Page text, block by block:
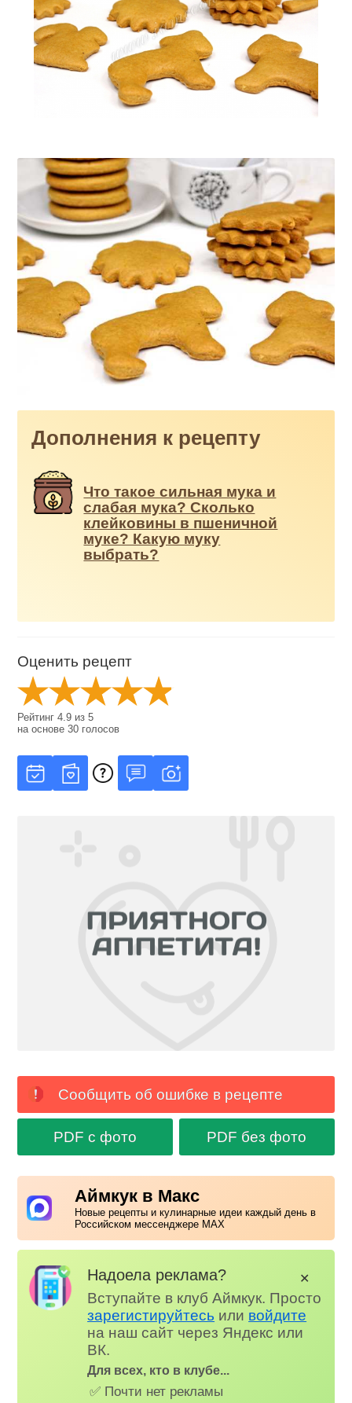
Дополнения к рецепту
Что такое сильная мука и
слабая мука? Сколько
клейковины в пшеничной
муке? Какую муку
выбрать?
Оценить рецепт
Рейтинг4.9 из5
на основе30 голосов
Сообщить об ошибке в рецепте
PDF с фото PDF без фото
Аймкук в Макс
Новые рецепты и кулинарные идеи каждый день в
Российском мессенджере MAX
Надоела реклама?
Вступайте в клуб Аймкук. Просто
зарегистируйтесь или войдите
на наш сайт через Яндекс или
ВК.
Для всех, кто в клубе...
✅ Почти нет рекламы
✕